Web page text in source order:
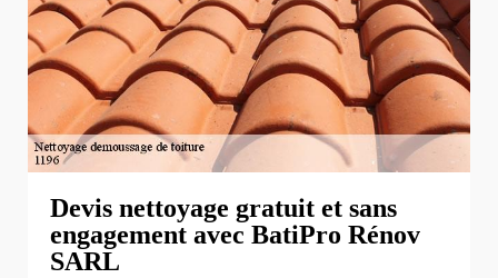
Devis nettoyage gratuit et sans
engagement avec BatiPro Rénov
SARL